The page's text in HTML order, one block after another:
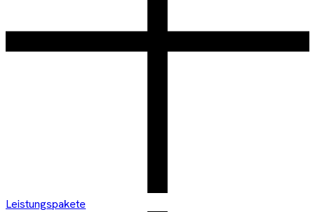
Leistungspakete